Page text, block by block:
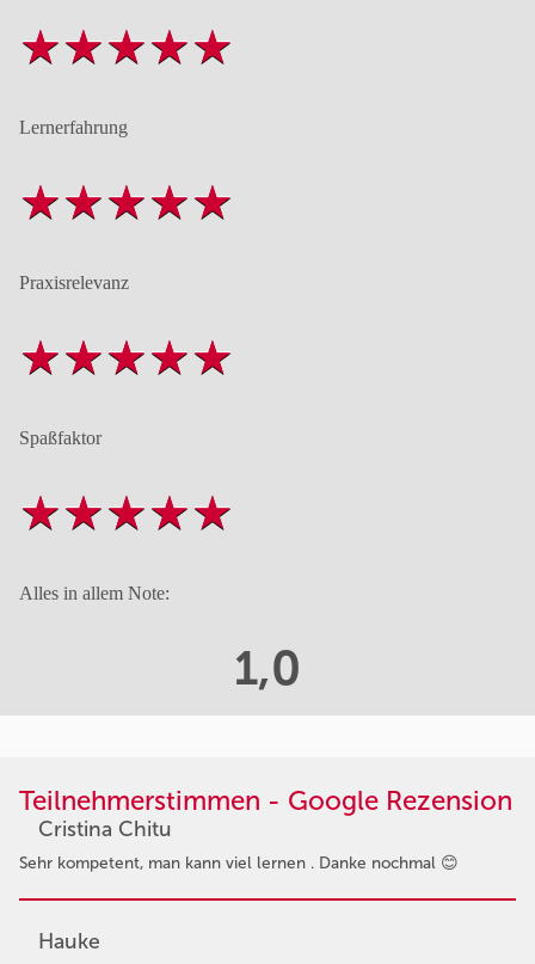
Lernerfahrung
Praxisrelevanz
Spaßfaktor
Alles in allem Note:
1,0
Teilnehmerstimmen - Google Rezension
Cristina Chitu
Sehr kompetent, man kann viel lernen . Danke nochmal 😊
Hauke